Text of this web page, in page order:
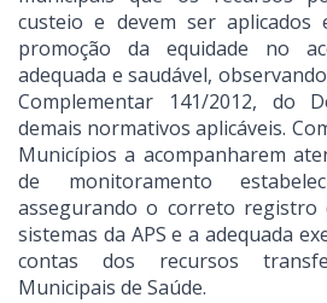
custeio e devem ser aplicados
promoção da equidade no
adequada e saudável,
Complementar 141/2012, do
demais normativos aplicáveis.
Municípios a acompanharem
de monitoramento
assegurando o correto registro
sistemas da APS e a adequada
contas dos recursos
Municipais de Saúde.